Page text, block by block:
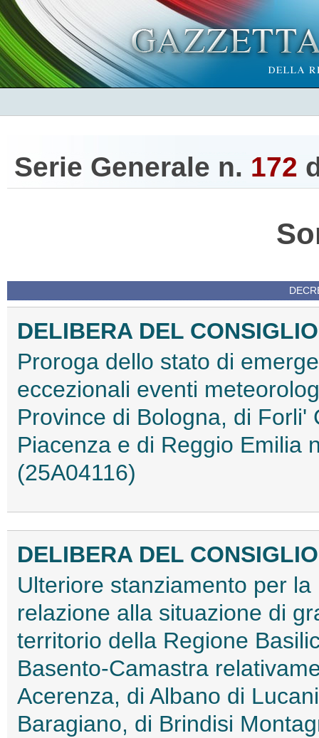
Serie Generale n. 172
DELIBERA DEL
Proroga dello stato di
eccezionali eventi
Province di Bologna, di
Piacenza e di Reggio Emilia
(25A04116)
DELIBERA DEL
Ulteriore stanziamento per
relazione alla situazione di
territorio della Regione
Basento-Camastra
Acerenza, di Albano di
Baragiano, di Brindisi